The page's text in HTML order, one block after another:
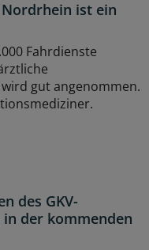
ist ein
Fahrdienste
gut angenommen.
des GKV-
in der kommenden